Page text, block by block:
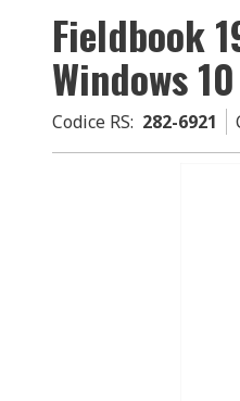
Fieldbook
Windows
Codice RS: 282-6921